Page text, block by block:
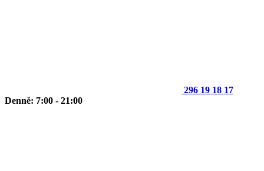
296 19 18 17
Denně: 7:00 - 21:00